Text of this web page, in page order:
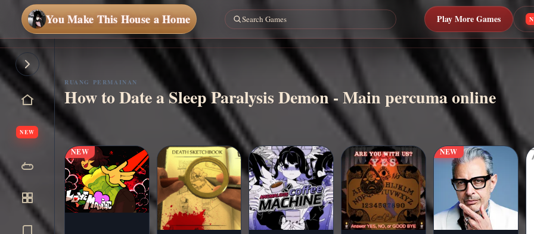
You Make This House a Home Play More Games
NEW
sekarang
RUANG PERMAINAN
How to Date a Sleep Paralysis Demon - Main percuma online
NEW NEW